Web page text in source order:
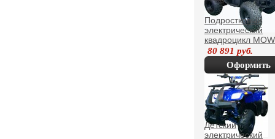
Подростковый
электрический
квадроцикл
E-SIMPLE 8
80 891 руб.
Оформить
покупку
Детский
электрический